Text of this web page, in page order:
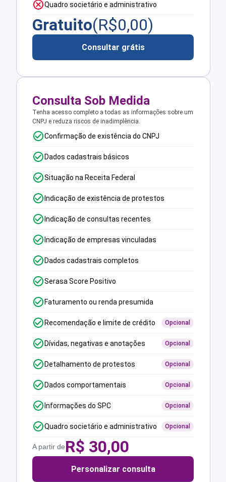
Quadro societário e administrativo
Gratuito(R$0,00)
Consultar grátis
Consulta Sob Medida
Tenha acesso completo a todas as informações sobre um
CNPJ e reduza riscos de inadimplência.
Confirmação de existência do CNPJ
Dados cadastrais básicos
Situação na Receita Federal
Indicação de existência de protestos
Indicação de consultas recentes
Indicação de empresas vinculadas
Dados cadastrais completos
Serasa Score Positivo
Faturamento ou renda presumida
Recomendação e limite de crédito Opcional
Dívidas, negativas e anotações Opcional
Detalhamento de protestos Opcional
Dados comportamentais Opcional
Informações do SPC Opcional
Quadro societário e administrativo Opcional
A partir deR$ 30,00
Personalizar consulta